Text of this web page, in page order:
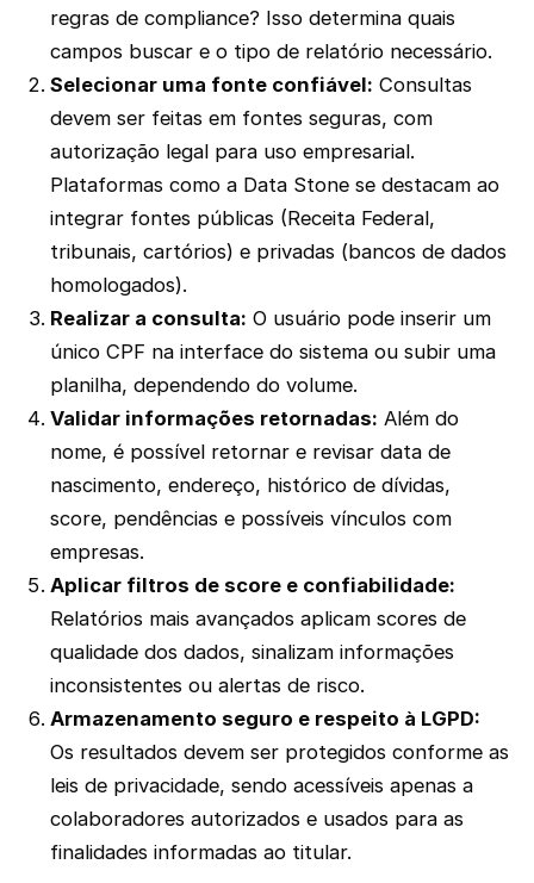
regras de compliance? Isso determina quais
campos buscar e o tipo de relatório necessário.
Selecionar uma fonte confiável: Consultas
devem ser feitas em fontes seguras, com
autorização legal para uso empresarial.
Plataformas como a Data Stone se destacam ao
integrar fontes públicas (Receita Federal,
tribunais, cartórios) e privadas (bancos de dados
homologados).
Realizar a consulta: O usuário pode inserir um
único CPF na interface do sistema ou subir uma
planilha, dependendo do volume.
Validar informações retornadas: Além do
nome, é possível retornar e revisar data de
nascimento, endereço, histórico de dívidas,
score, pendências e possíveis vínculos com
empresas.
Aplicar filtros de score e confiabilidade:
Relatórios mais avançados aplicam scores de
qualidade dos dados, sinalizam informações
inconsistentes ou alertas de risco.
Armazenamento seguro e respeito à LGPD:
Os resultados devem ser protegidos conforme as
leis de privacidade, sendo acessíveis apenas a
colaboradores autorizados e usados para as
finalidades informadas ao titular.